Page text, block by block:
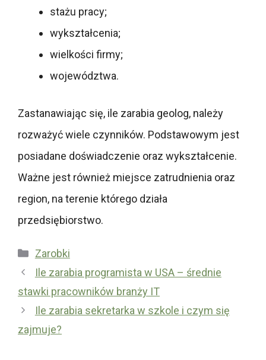
stażu pracy;
wykształcenia;
wielkości firmy;
województwa.
Zastanawiając się, ile zarabia geolog, należy
rozważyć wiele czynników. Podstawowym jest
posiadane doświadczenie oraz wykształcenie.
Ważne jest również miejsce zatrudnienia oraz
region, na terenie którego działa
przedsiębiorstwo.
Kategorie
Zarobki
Ile zarabia programista w USA – średnie
stawki pracowników branży IT
Ile zarabia sekretarka w szkole i czym się
zajmuje?